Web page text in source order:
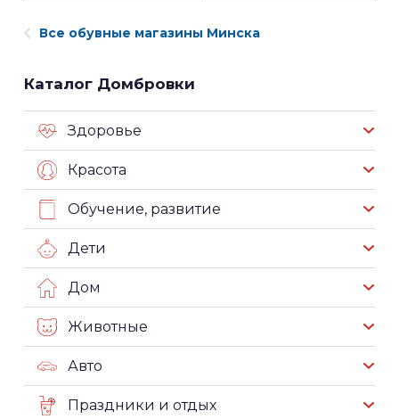
Все обувные магазины Минска
Каталог Домбровки
Здоровье
Красота
Обучение, развитие
Дети
Дом
Животные
Авто
Праздники и отдых